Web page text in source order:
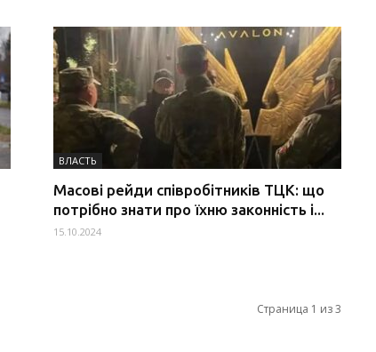
ВЛАСТЬ
Масові рейди співробітників ТЦК: що
потрібно знати про їхню законність і...
15.10.2024
Страница 1 из 3